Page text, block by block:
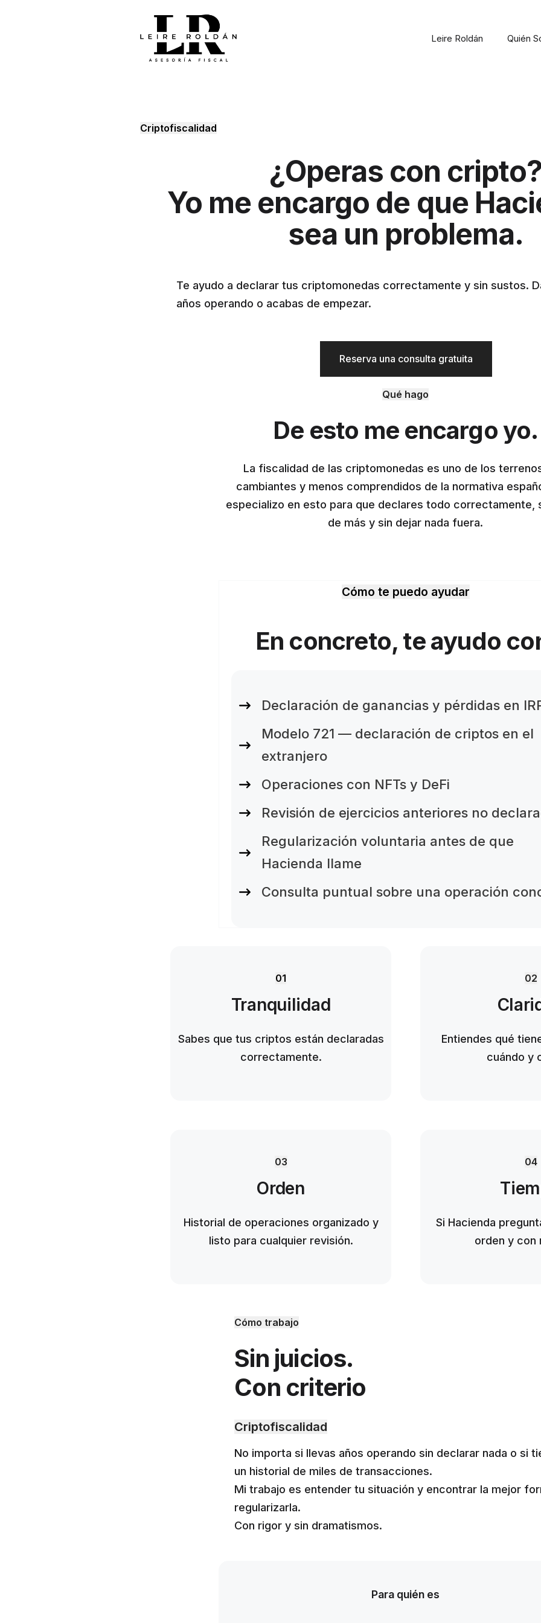
Leire Roldán Quién
Criptofiscalidad
¿Operas con cripto?
Yo me encargo de que
sea un problema.
Te ayudo a declarar tus criptomonedas correctamente y sin sustos.
años operando o acabas de empezar.
Reserva una consulta gratuita
Qué hago
De esto me encargo yo.
La fiscalidad de las criptomonedas es uno de los
cambiantes y menos comprendidos de la normativa
especializo en esto para que declares todo correctamente,
de más y sin dejar nada fuera.
Cómo te puedo ayudar
En concreto, te ayudo
Declaración de ganancias y pérdidas en
Modelo 721 — declaración de criptos en el
extranjero
Operaciones con NFTs y DeFi
Revisión de ejercicios anteriores no
Regularización voluntaria antes de que
Hacienda llame
Consulta puntual sobre una operación
01
Tranquilidad
Sabes que tus criptos están declaradas
correctamente.
02
Entiendes qué
cuándo y
03
Orden
Historial de operaciones organizado y
listo para cualquier revisión.
04
Si Hacienda
orden y con
Cómo trabajo
Sin juicios.
Con criterio
Criptofiscalidad
No importa si llevas años operando sin declarar nada o si
un historial de miles de transacciones.
Mi trabajo es entender tu situación y encontrar la mejor
regularizarla.
Con rigor y sin dramatismos.
Para quién es